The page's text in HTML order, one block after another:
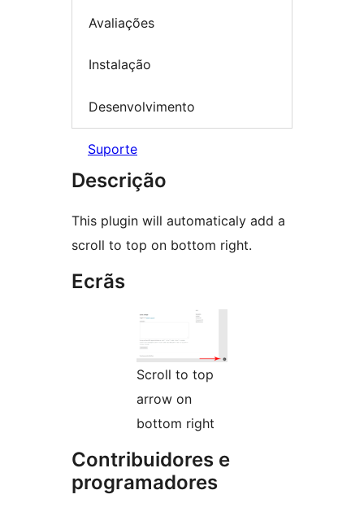
Avaliações
Instalação
Desenvolvimento
Suporte
Descrição
This plugin will automaticaly add a
scroll to top on bottom right.
Ecrãs
Scroll to top
arrow on
bottom right
Contribuidores e
programadores